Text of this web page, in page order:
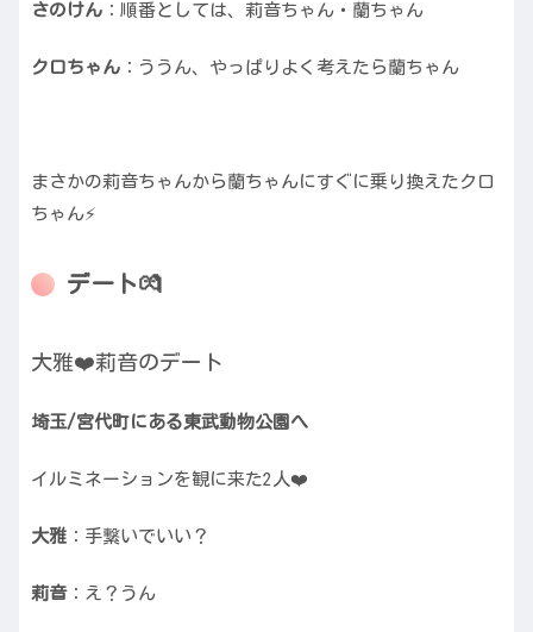
さのけん ：順番としては、莉音ちゃん・蘭ちゃん
クロちゃん ：ううん、やっぱりよく考えたら蘭ちゃん
まさかの莉音ちゃんから蘭ちゃんにすぐに乗り換えたクロ
ちゃん⚡️
デート💏
大雅❤️莉音のデート
埼玉/宮代町にある東武動物公園へ
イルミネーションを観に来た2人❤️
大雅 ：手繋いでいい？
莉音：え？うん